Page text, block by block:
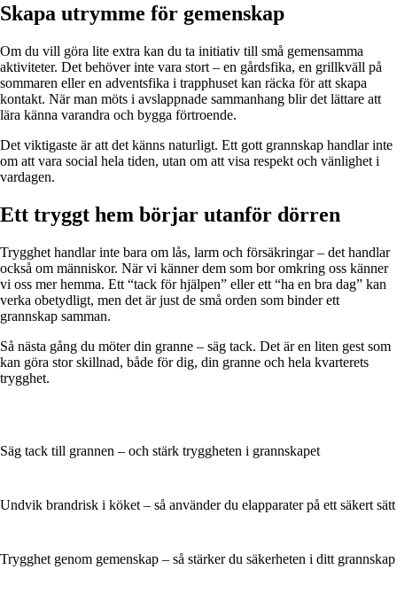
Skapa utrymme för gemenskap
Om du vill göra lite extra kan du ta initiativ till små gemensamma
aktiviteter. Det behöver inte vara stort – en gårdsfika, en grillkväll på
sommaren eller en adventsfika i trapphuset kan räcka för att skapa
kontakt. När man möts i avslappnade sammanhang blir det lättare att
lära känna varandra och bygga förtroende.
Det viktigaste är att det känns naturligt. Ett gott grannskap handlar inte
om att vara social hela tiden, utan om att visa respekt och vänlighet i
vardagen.
Ett tryggt hem börjar utanför dörren
Trygghet handlar inte bara om lås, larm och försäkringar – det handlar
också om människor. När vi känner dem som bor omkring oss känner
vi oss mer hemma. Ett “tack för hjälpen” eller ett “ha en bra dag” kan
verka obetydligt, men det är just de små orden som binder ett
grannskap samman.
Så nästa gång du möter din granne – säg tack. Det är en liten gest som
kan göra stor skillnad, både för dig, din granne och hela kvarterets
trygghet.
Säg tack till grannen – och stärk tryggheten i grannskapet
Undvik brandrisk i köket – så använder du elapparater på ett säkert sätt
Trygghet genom gemenskap – så stärker du säkerheten i ditt grannskap